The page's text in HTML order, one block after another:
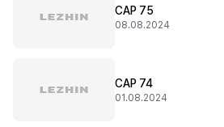
CAP 75
08.08.2024
CAP 74
01.08.2024